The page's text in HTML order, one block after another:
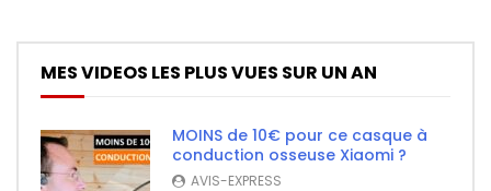
MES VIDEOS LES PLUS VUES SUR UN AN
MOINS de 10€ pour ce casque à
conduction osseuse Xiaomi ?
AVIS-EXPRESS